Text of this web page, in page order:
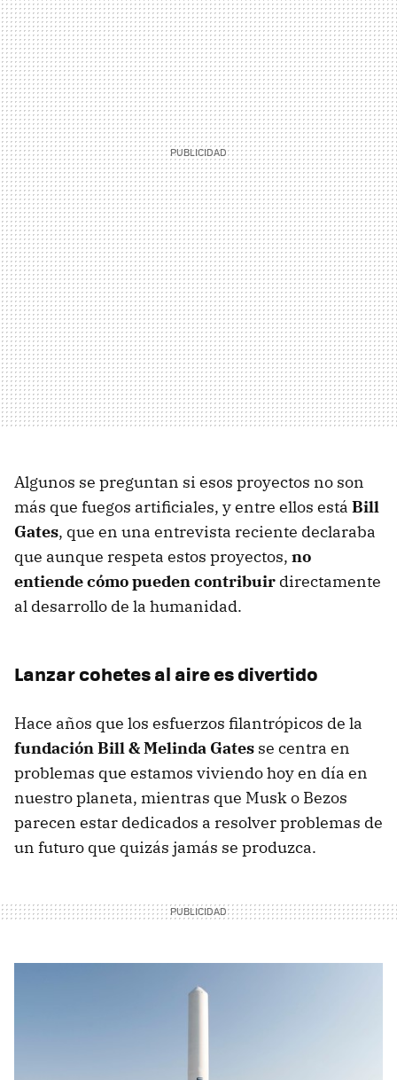
Algunos se preguntan si esos proyectos no son
más que fuegos artificiales, y entre ellos está Bill
Gates, que en una entrevista reciente declaraba
que aunque respeta estos proyectos, no
entiende cómo pueden contribuir directamente
al desarrollo de la humanidad.
Lanzar cohetes al aire es divertido
Hace años que los esfuerzos filantrópicos de la
fundación Bill & Melinda Gates se centra en
problemas que estamos viviendo hoy en día en
nuestro planeta, mientras que Musk o Bezos
parecen estar dedicados a resolver problemas de
un futuro que quizás jamás se produzca.